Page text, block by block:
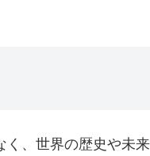
、世界の歴史や未